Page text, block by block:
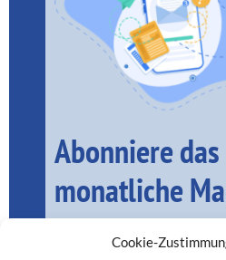
Cookie-
Abonniere das
monatliche